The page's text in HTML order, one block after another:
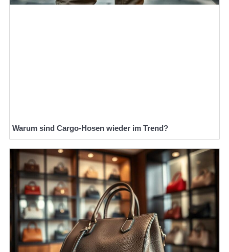
Warum sind Cargo-Hosen wieder im Trend?